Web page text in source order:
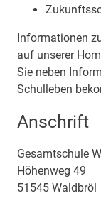
Informationen
auf unserer
Sie neben
Schulleben
Anschrift
Gesamtschule
Höhenweg 49
51545 Waldbröl